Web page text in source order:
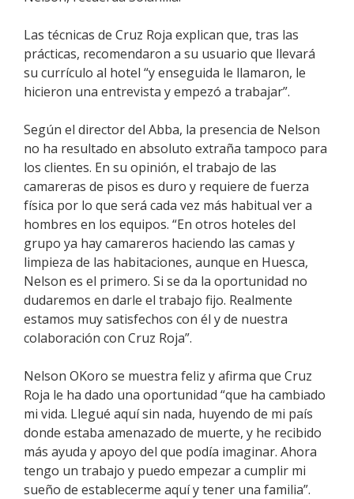
Las técnicas de Cruz Roja explican que, tras las
prácticas, recomendaron a su usuario que llevará
su currículo al hotel “y enseguida le llamaron, le
hicieron una entrevista y empezó a trabajar”.
Según el director del Abba, la presencia de Nelson
no ha resultado en absoluto extraña tampoco para
los clientes. En su opinión, el trabajo de las
camareras de pisos es duro y requiere de fuerza
física por lo que será cada vez más habitual ver a
hombres en los equipos. “En otros hoteles del
grupo ya hay camareros haciendo las camas y
limpieza de las habitaciones, aunque en Huesca,
Nelson es el primero. Si se da la oportunidad no
dudaremos en darle el trabajo fijo. Realmente
estamos muy satisfechos con él y de nuestra
colaboración con Cruz Roja”.
Nelson OKoro se muestra feliz y afirma que Cruz
Roja le ha dado una oportunidad “que ha cambiado
mi vida. Llegué aquí sin nada, huyendo de mi país
donde estaba amenazado de muerte, y he recibido
más ayuda y apoyo del que podía imaginar. Ahora
tengo un trabajo y puedo empezar a cumplir mi
sueño de establecerme aquí y tener una familia”.